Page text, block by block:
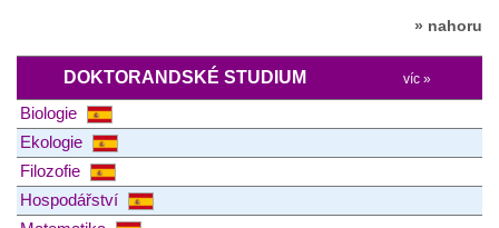
» nahoru
DOKTORANDSKÉ STUDIUM víc »
Biologie
Ekologie
Filozofie
Hospodářství